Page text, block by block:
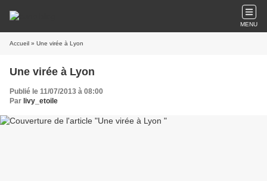
MENU
Accueil » Une virée à Lyon
Une virée à Lyon
Publié le 11/07/2013 à 08:00
Par livy_etoile